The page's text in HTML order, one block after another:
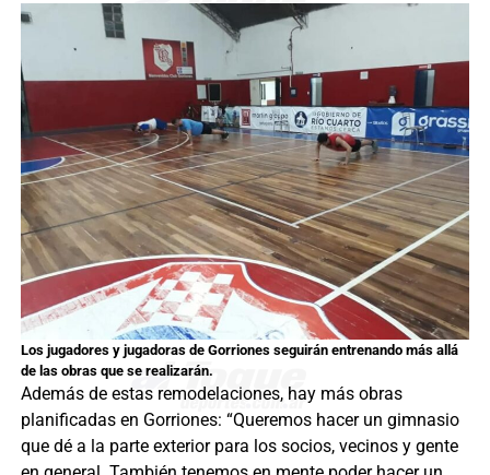
Los jugadores y jugadoras de Gorriones seguirán entrenando más allá
de las obras que se realizarán.
Además de estas remodelaciones, hay más obras
planificadas en Gorriones: “Queremos hacer un gimnasio
que dé a la parte exterior para los socios, vecinos y gente